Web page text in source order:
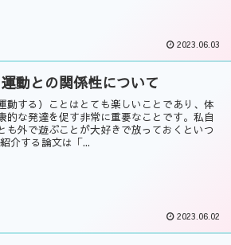
2023.06.03
動との関係性について
動する）ことはとても楽しいことであり、体
的な発達を促す非常に重要なことです。私自
も外で遊ぶことが大好きで放っておくといつ
介する論文は「...
2023.06.02